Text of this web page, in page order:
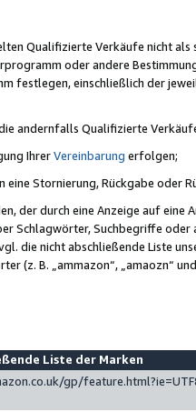
Qualifizierte Verkäufe nicht
oder andere
festlegen, einschließlich der
andernfalls Qualifizierte
IhrerVereinbarung erfolgen;
eine Stornierung, Rückgabe oder
der durch eine Anzeige auf
Schlagwörter, Suchbegriffe
die nicht abschließende Liste
(z. B. „ammazon“, „amaozn“
Liste der Marken
gp/